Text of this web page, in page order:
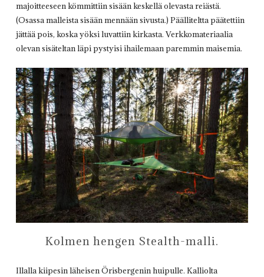
majoitteeseen kömmittiin sisään keskellä olevasta reiästä.
(Osassa malleista sisään mennään sivusta.) Päälliteltta päätettiin
jättää pois, koska yöksi luvattiin kirkasta. Verkkomateriaalia
olevan sisäteltan läpi pystyisi ihailemaan paremmin maisemia.
Kolmen hengen Stealth-malli.
Illalla kiipesin läheisen Örisbergenin huipulle. Kalliolta